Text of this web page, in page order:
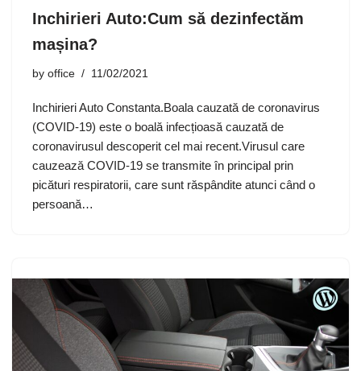
Inchirieri Auto:Cum să dezinfectăm
mașina?
by office 11/02/2021
Inchirieri Auto Constanta.Boala cauzată de coronavirus
(COVID-19) este o boală infecțioasă cauzată de
coronavirusul descoperit cel mai recent.Virusul care
cauzează COVID-19 se transmite în principal prin
picături respiratorii, care sunt răspândite atunci când o
persoană…